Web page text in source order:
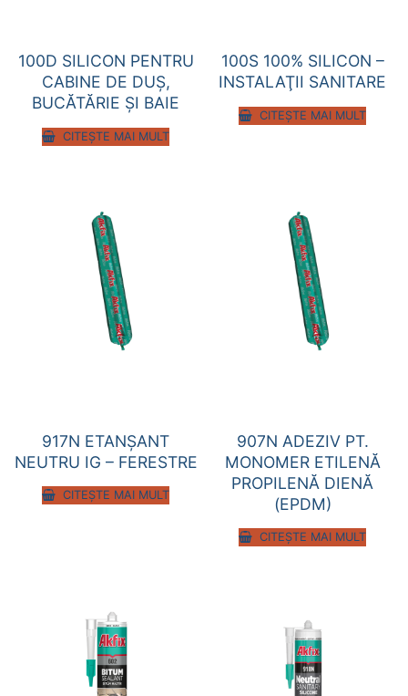
100D SILICON PENTRU
CABINE DE DUȘ,
BUCĂTĂRIE ȘI BAIE
CITEȘTE MAI MULT
100S 100% SILICON –
INSTALAŢII SANITARE
CITEȘTE MAI MULT
917N ETANŞANT
NEUTRU IG – FERESTRE
CITEȘTE MAI MULT
907N ADEZIV PT.
MONOMER ETILENĂ
PROPILENĂ DIENĂ
(EPDM)
CITEȘTE MAI MULT